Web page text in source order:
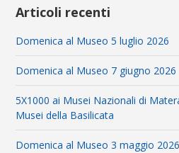
Articoli recenti
Domenica al Museo 5 luglio 2026
Domenica al Museo 7 giugno 2026
5X1000 ai Musei Nazionali di
Musei della Basilicata
Domenica al Museo 3 maggio 2026